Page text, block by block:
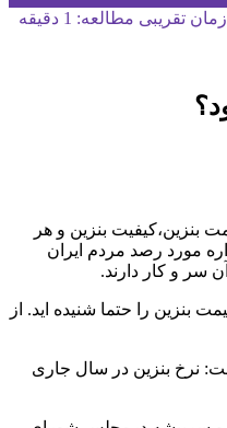
زمان تقریبی مطالعه: 1 دقیقه
بنزین،کیفیت بنزین و هر
مورد رصد مردم ایران
سر و کار دارند.
را حتما شنیده اید. از
نرخ بنزین در سال جاری